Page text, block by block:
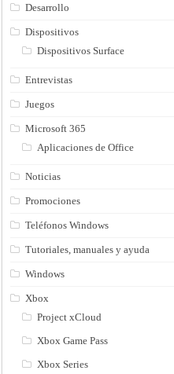
Desarrollo
Dispositivos
Dispositivos Surface
Entrevistas
Juegos
Microsoft 365
Aplicaciones de Office
Noticias
Promociones
Teléfonos Windows
Tutoriales, manuales y ayuda
Windows
Xbox
Project xCloud
Xbox Game Pass
Xbox Series